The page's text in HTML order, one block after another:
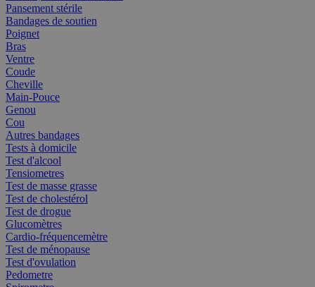
Pansement stérile
Bandages de soutien
Poignet
Bras
Ventre
Coude
Cheville
Main-Pouce
Genou
Cou
Autres bandages
Tests à domicile
Test d'alcool
Tensiometres
Test de masse grasse
Test de cholestérol
Test de drogue
Glucomètres
Cardio-fréquencemètre
Test de ménopause
Test d'ovulation
Pedometre